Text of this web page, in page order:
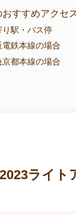
すすめアクセ
り駅・バス停
電鉄本線の場合
京都本線の場合
ライト